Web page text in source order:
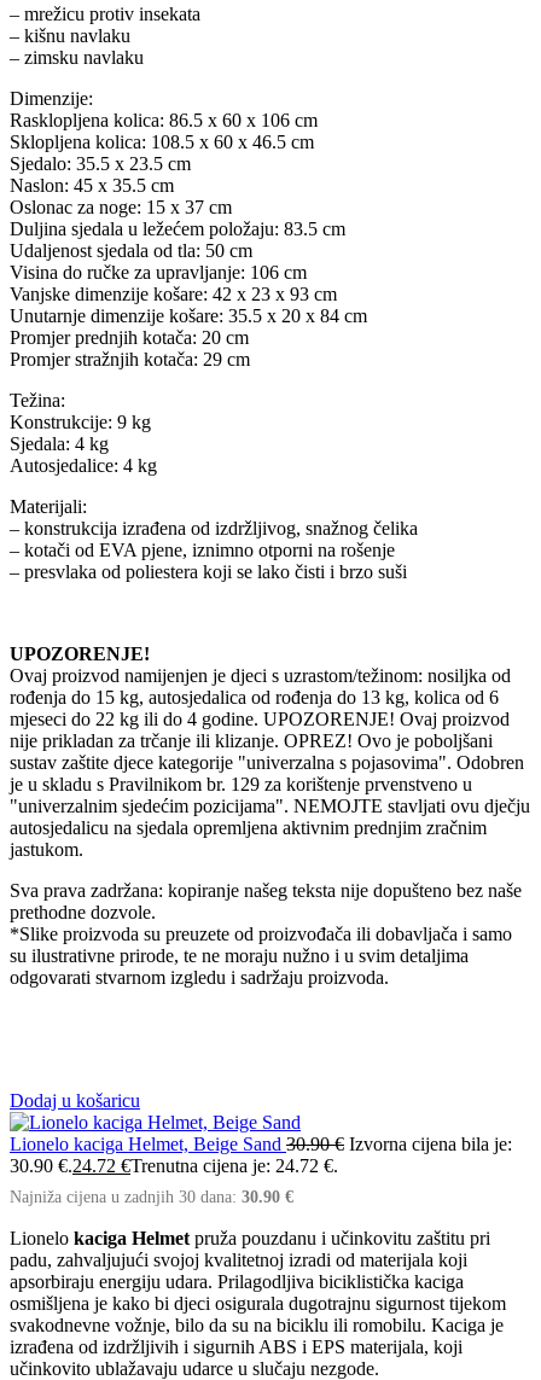
– mrežicu protiv insekata
– kišnu navlaku
– zimsku navlaku
Dimenzije:
Rasklopljena kolica: 86.5 x 60 x 106 cm
Sklopljena kolica: 108.5 x 60 x 46.5 cm
Sjedalo: 35.5 x 23.5 cm
Naslon: 45 x 35.5 cm
Oslonac za noge: 15 x 37 cm
Duljina sjedala u ležećem položaju: 83.5 cm
Udaljenost sjedala od tla: 50 cm
Visina do ručke za upravljanje: 106 cm
Vanjske dimenzije košare: 42 x 23 x 93 cm
Unutarnje dimenzije košare: 35.5 x 20 x 84 cm
Promjer prednjih kotača: 20 cm
Promjer stražnjih kotača: 29 cm
Težina:
Konstrukcije: 9 kg
Sjedala: 4 kg
Autosjedalice: 4 kg
Materijali:
– konstrukcija izrađena od izdržljivog, snažnog čelika
– kotači od EVA pjene, iznimno otporni na rošenje
– presvlaka od poliestera koji se lako čisti i brzo suši
UPOZORENJE!
Ovaj proizvod namijenjen je djeci s uzrastom/težinom: nosiljka od
rođenja do 15 kg, autosjedalica od rođenja do 13 kg, kolica od 6
mjeseci do 22 kg ili do 4 godine. UPOZORENJE! Ovaj proizvod
nije prikladan za trčanje ili klizanje. OPREZ! Ovo je poboljšani
sustav zaštite djece kategorije "univerzalna s pojasovima". Odobren
je u skladu s Pravilnikom br. 129 za korištenje prvenstveno u
"univerzalnim sjedećim pozicijama". NEMOJTE stavljati ovu dječju
autosjedalicu na sjedala opremljena aktivnim prednjim zračnim
jastukom.
Sva prava zadržana: kopiranje našeg teksta nije dopušteno bez naše
prethodne dozvole.
*Slike proizvoda su preuzete od proizvođača ili dobavljača i samo
su ilustrativne prirode, te ne moraju nužno i u svim detaljima
odgovarati stvarnom izgledu i sadržaju proizvoda.
Dodaj u košaricu
Lionelo kaciga Helmet, Beige Sand 30.90€ Izvorna cijena bila je:
30.90 €.24.72 €Trenutna cijena je: 24.72 €.
Najniža cijena u zadnjih 30 dana: 30.90 €
Lionelo kaciga Helmet pruža pouzdanu i učinkovitu zaštitu pri
padu, zahvaljujući svojoj kvalitetnoj izradi od materijala koji
apsorbiraju energiju udara. Prilagodljiva biciklistička kaciga
osmišljena je kako bi djeci osigurala dugotrajnu sigurnost tijekom
svakodnevne vožnje, bilo da su na biciklu ili romobilu. Kaciga je
izrađena od izdržljivih i sigurnih ABS i EPS materijala, koji
učinkovito ublažavaju udarce u slučaju nezgode.